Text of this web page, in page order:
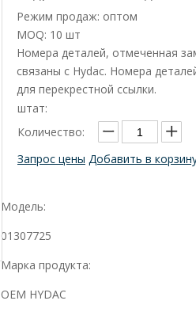
Режим продаж: оптом
MOQ: 10 шт
Номера деталей, отмеченная
связаны с Hydac. Номера
для перекрестной ссылки.
штат:
Количество:
Запрос цены Добавить в
Модель:
01307725
Марка продукта:
OEM HYDAC